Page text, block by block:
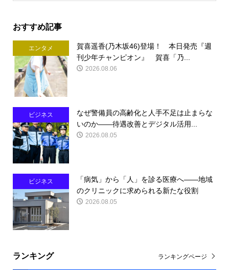
おすすめ記事
エンタメ
賀喜遥香(乃木坂46)登場！ 本日発売『週
刊少年チャンピオン』 賀喜「乃...
2026.08.06
ビジネス
なぜ警備員の高齢化と人手不足は止まらな
いのか――待遇改善とデジタル活用...
2026.08.05
ビジネス
「病気」から「人」を診る医療へ――地域
のクリニックに求められる新たな役割
2026.08.05
ランキング ランキングページ